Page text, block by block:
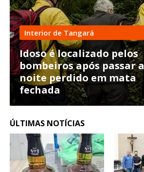
Interior de Tangará
Idoso é localizado pelos
bombeiros após passar a
noite perdido em mata
fechada
ÚLTIMAS NOTÍCIAS